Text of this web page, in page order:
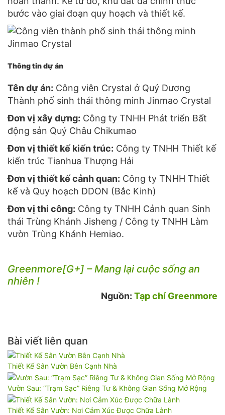
bước vào giai đoạn quy hoạch và thiết kế.
Thông tin dự án
Tên dự án: Công viên Crystal ở Quý Dương
Thành phố sinh thái thông minh Jinmao Crystal
Đơn vị xây dựng: Công ty TNHH Phát triển Bất
động sản Quý Châu Chikumao
Đơn vị thiết kế kiến ​​trúc: Công ty TNHH Thiết kế
kiến ​​trúc Tianhua Thượng Hải
Đơn vị thiết kế cảnh quan: Công ty TNHH Thiết
kế và Quy hoạch DDON (Bắc Kinh)
Đơn vị thi công: Công ty TNHH Cảnh quan Sinh
thái Trùng Khánh Jisheng / Công ty TNHH Làm
vườn Trùng Khánh Hemiao.
Greenmore[G+] – Mang lại cuộc sống an
nhiên !
Nguồn: Tạp chí Greenmore
Bài viết liên quan
Thiết Kế Sân Vườn Bên Cạnh Nhà
Vườn Sau: “Trạm Sạc” Riêng Tư & Không Gian Sống Mở Rộng
Thiết Kế Sân Vườn: Nơi Cảm Xúc Được Chữa Lành